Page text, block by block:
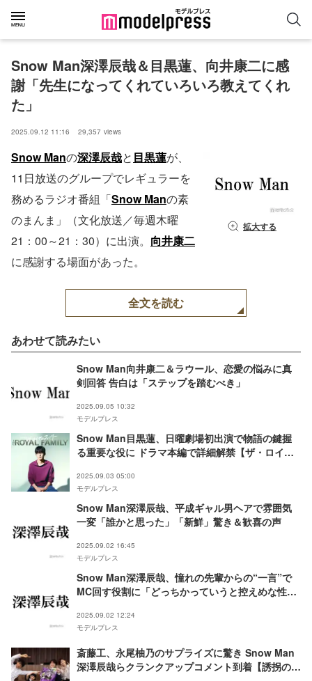
Snow Man深澤辰哉＆目黒蓮、向井康二に感
謝「先生になってくれていろいろ教えてくれ
た」
2025.09.12 11:16 29,357 views
拡大する
Snow Manの深澤辰哉と 目黒蓮が、
11日放送のグループでレギュラーを
務めるラジオ番組「Snow Manの素
のまんま」（文化放送／毎週木曜
21：00～21：30）に出演。 向井康二
に感謝する場面があった。
全文を読む
あわせて読みたい
Snow Man向井康二＆ラウール、恋愛の悩みに真
剣回答 告白は「ステップを踏むべき」
2025.09.05 10:32
モデルプレス
Snow Man目黒蓮、日曜劇場初出演で物語の鍵握
る重要な役に ドラマ本編で詳細解禁【ザ・ロイヤ
2025.09.03 05:00
モデルプレス
Snow Man深澤辰哉、平成ギャル男ヘアで雰囲気
一変「誰かと思った」「新鮮」驚き＆歓喜の声
2025.09.02 16:45
モデルプレス
Snow Man深澤辰哉、憧れの先輩からの“一言”で
MC回す役割に「どっちかっていうと控えめな性格
2025.09.02 12:24
モデルプレス
斎藤工、永尾柚乃のサプライズに驚き Snow Man
深澤辰哉らクランクアップコメント到着【誘拐の